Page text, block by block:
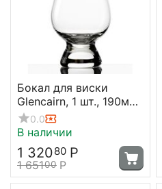
Бокал для виски
Glencairn, 1 шт., 190мл;
D=67, H=115.5мм,
Stolzle
0.0
В наличии
1 32080 Р
1 65100 Р